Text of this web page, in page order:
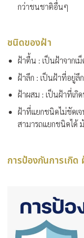
กว่าชนชาติอื่นๆ
ชนิดของฝ้า
ฝ้าตื้น : เป็นฝ้าจาก
ฝ้าลึก : เป็นฝ้าที่อยู่
ฝ้าผสม : เป็นฝ้าที่เ
ฝ้าที่แยกชนิดไม่ชัดเ
สามารถแยกชนิดได้
การป้องกันการเกิด